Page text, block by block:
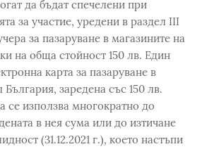
да бъдат спечелени при
за участие, уредени в раздел ІІІ
за пазаруване в магазините на
на обща стойност 150 лв. Един
карта за пазаруване в
заредена със 150 лв.
се използва многократно до
в нея сума или до изтичане
(31.12.2021 г.), което настъпи